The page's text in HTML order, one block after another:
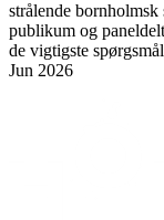
strålende
publikum og
de vigtigste
Jun 2026